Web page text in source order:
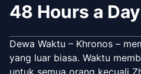
48 Hours a Day
Dewa Waktu – Khronos –
yang luar biasa. Waktu
untuk semua orang kecuali